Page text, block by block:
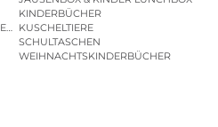
KINDERBÜCHER
| KINDERGARTENBEUTEL
KUSCHELTIERE
SCHULTASCHEN
WEIHNACHTSKINDERBÜCHER